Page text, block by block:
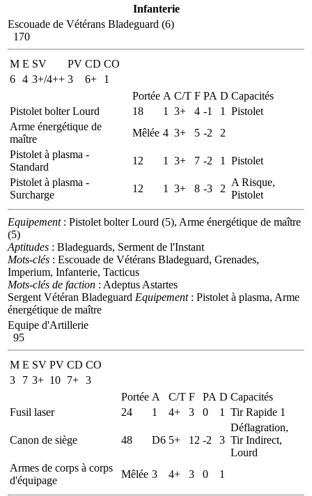
Infanterie
Escouade de Vétérans Bladeguard (6)
170
M E SV PV CD CO
6 4 3+/4++ 3 6+
1
Portée A C/T F PA D Capacités
Pistolet bolter Lourd
18 1 3+ 4 -1 1
Pistolet
Arme énergétique de
maître
Mêlée 4 3+ 5 -2
2
Pistolet à plasma -
Standard
12 1 3+ 7 -2 1
Pistolet
Pistolet à plasma -
Surcharge
12 1 3+ 8 -3 2
A Risque,
Pistolet
Equipement: Pistolet bolter Lourd (5), Arme énergétique de maître
(5)
Aptitudes : Bladeguards, Serment de l'Instant
Mots-clés : Escouade de Vétérans Bladeguard, Grenades,
Imperium, Infanterie, Tacticus
Mots-clés de faction : Adeptus Astartes
Sergent Vétéran Bladeguard Equipement: Pistolet à plasma, Arme
énergétique de maître
Equipe d'Artillerie
95
M E SV PV CD CO
3
7 3+ 10 7+ 3
Portée A C/T F PA D Capacités
Fusil laser
24 1 4+ 3 0 1 Tir Rapide 1
Canon de siège 48 D6 5+ 12 -2 3
Déflagration,
Tir Indirect,
Lourd
Armes de corps à corps
d'équipage
Mêlée 3 4+ 3 0 1